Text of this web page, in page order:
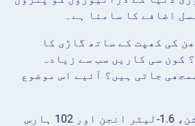
اضافے کا سامنا ہے۔
کی کھپت کے ساتھ گاڑی کا
کون سی کاریں سب سے زیادہ
جاتی ہیں؟ آئیے اس موضوع
مکینیکل ٹرانسمیشن، 1.6-لیٹر انجن اور 102 ہارس